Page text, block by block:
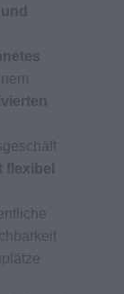
flexibel